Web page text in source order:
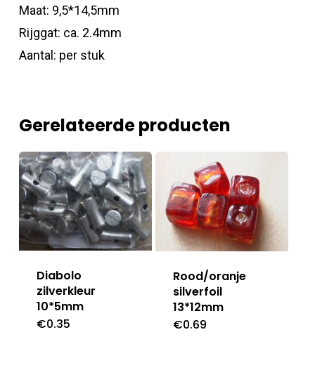
Maat: 9,5*14,5mm
Rijggat: ca. 2.4mm
Aantal: per stuk
Gerelateerde producten
Diabolo
zilverkleur
10*5mm
€0.35
Rood/oranje
silverfoil
13*12mm
€0.69